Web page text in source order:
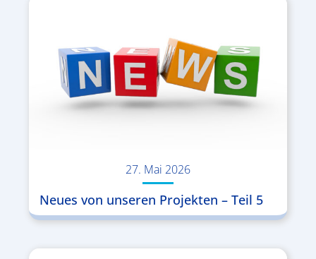
27. Mai 2026
Neues von unseren Projekten – Teil 5